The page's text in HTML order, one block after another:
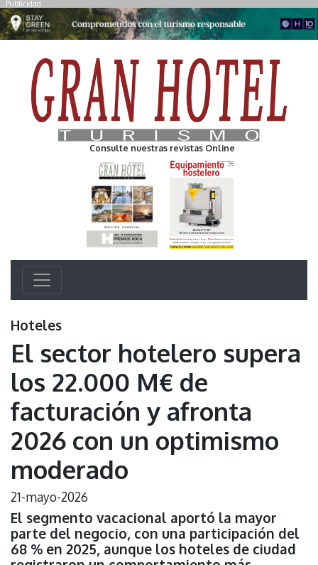
Publicidad
Consulte nuestras revistas Online
Hoteles
El sector hotelero supera
los 22.000 M€ de
facturación y afronta
2026 con un optimismo
moderado
21-mayo-2026
El segmento vacacional aportó la mayor
parte del negocio, con una participación del
68 % en 2025, aunque los hoteles de ciudad